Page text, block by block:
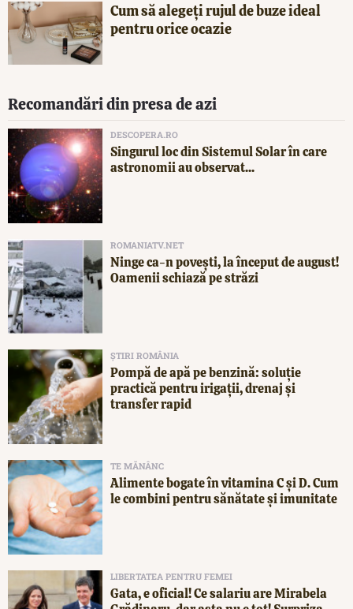
Cum să alegeți rujul de buze ideal
pentru orice ocazie
Recomandări din presa de azi
DESCOPERA.RO
Singurul loc din Sistemul Solar în care
astronomii au observat...
ROMANIATV.NET
Ninge ca-n povești, la început de august!
Oamenii schiază pe străzi
ȘTIRI ROMÂNIA
Pompă de apă pe benzină: soluție
practică pentru irigații, drenaj și
transfer rapid
TE MĂNÂNC
Alimente bogate în vitamina C și D. Cum
le combini pentru sănătate și imunitate
LIBERTATEA PENTRU FEMEI
Gata, e oficial! Ce salariu are Mirabela